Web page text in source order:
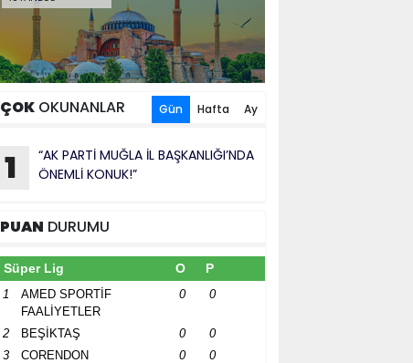
ÇOK OKUNANLAR Gün Hafta Ay
1
“AK PARTİ MUĞLA İL BAŞKANLIĞI’NDA
ÖNEMLİ KONUK!”
PUAN DURUMU
Süper Lig O P
1
AMED SPORTİF
FAALİYETLER
0 0
2 BEŞİKTAŞ 0
0
3
CORENDON
0 0